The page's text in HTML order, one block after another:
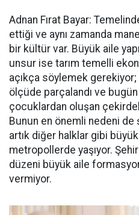
Adnan Fırat Bayar:
ettiği ve aynı zamanda
bir kültür var. Büyük aile
unsur ise tarım temelli
açıkça söylemek gerekiyor;
ölçüde parçalandı ve
çocuklardan oluşan
Bunun en önemli nedeni
artık diğer halklar gibi
metropollerde yaşıyor.
düzeni büyük aile
vermiyor.